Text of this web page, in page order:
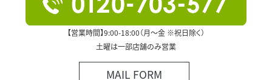
【営業時間】9:00-18:00（月～金 ※祝日除く）
土曜は一部店舗のみ営業
MAIL FORM